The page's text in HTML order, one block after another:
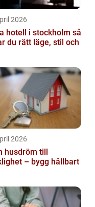
2026
hotell i stockholm så
du rätt läge, stil och
2026
husdröm till
– bygg hållbart